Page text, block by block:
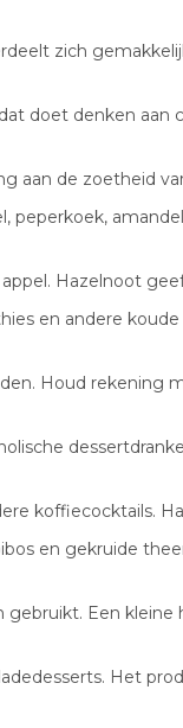
zich
doet denken aan
aan de zoetheid
peperkoek,
Hazelnoot
en andere
Houd
koffiecocktails.
en gekruide
Een
Het